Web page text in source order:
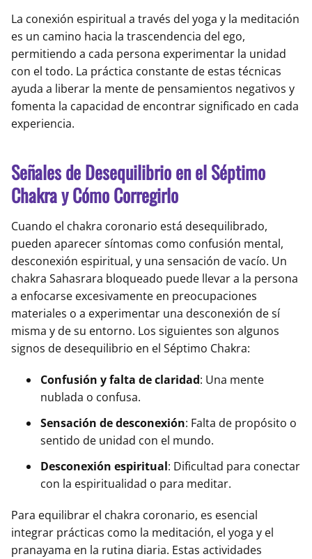
La conexión espiritual a través del yoga y la meditación
es un camino hacia la trascendencia del ego,
permitiendo a cada persona experimentar la unidad
con el todo. La práctica constante de estas técnicas
ayuda a liberar la mente de pensamientos negativos y
fomenta la capacidad de encontrar significado en cada
experiencia.
Señales de Desequilibrio en el Séptimo
Chakra y Cómo Corregirlo
Cuando el chakra coronario está desequilibrado,
pueden aparecer síntomas como confusión mental,
desconexión espiritual, y una sensación de vacío. Un
chakra Sahasrara bloqueado puede llevar a la persona
a enfocarse excesivamente en preocupaciones
materiales o a experimentar una desconexión de sí
misma y de su entorno. Los siguientes son algunos
signos de desequilibrio en el Séptimo Chakra:
Confusión y falta de claridad: Una mente
nublada o confusa.
Sensación de desconexión: Falta de propósito o
sentido de unidad con el mundo.
Desconexión espiritual: Dificultad para conectar
con la espiritualidad o para meditar.
Para equilibrar el chakra coronario, es esencial
integrar prácticas como la meditación, el yoga y el
pranayama en la rutina diaria. Estas actividades